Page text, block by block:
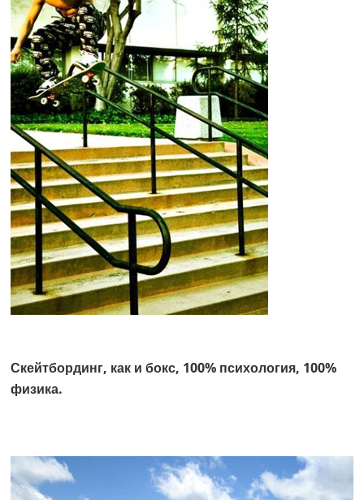
Скейтбординг, как и бокс, 100% психология, 100%
физика.